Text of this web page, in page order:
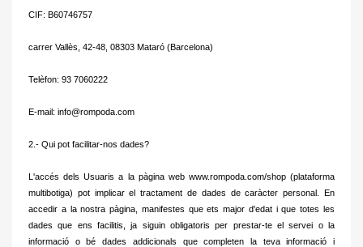
CIF: B60746757
carrer Vallès, 42-48, 08303 Mataró (Barcelona)
Telèfon: 93 7060222
E-mail: info@rompoda.com
2.- Qui pot facilitar-nos dades?
L'accés dels Usuaris a la pàgina web www.rompoda.com/shop (plataforma
multibotiga) pot implicar el tractament de dades de caràcter personal.
En
accedir a la nostra pàgina, manifestes que ets major d'edat i que totes les
dades que ens facilitis, ja siguin obligatoris per prestar-te el servei o la
informació o bé dades addicionals que completen la teva informació i